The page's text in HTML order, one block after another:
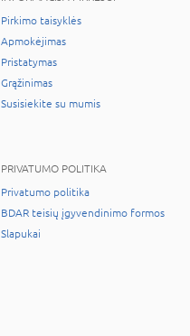
Pirkimo taisyklės
Apmokėjimas
Pristatymas
Grąžinimas
Susisiekite su mumis
PRIVATUMO POLITIKA
Privatumo politika
BDAR teisių įgyvendinimo formos
Slapukai